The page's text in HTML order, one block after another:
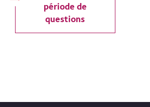
période de
questions